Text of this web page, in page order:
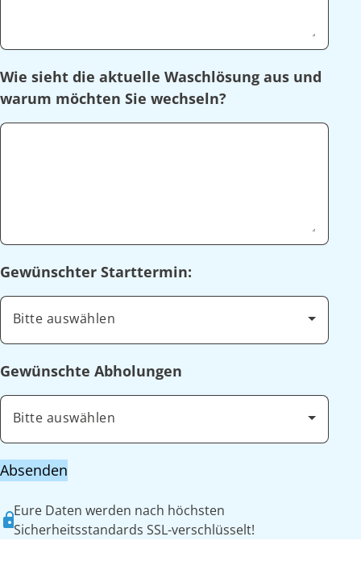
Wie sieht die aktuelle Waschlösung aus und
warum möchten Sie wechseln?
Gewünschter Starttermin:
Bitte auswählen
Gewünschte Abholungen
Bitte auswählen
Absenden
Eure Daten werden nach höchsten
Sicherheitsstandards SSL-verschlüsselt!